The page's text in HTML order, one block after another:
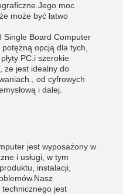
moc
może być łatwo
Single Board Computer
opcją dla tych,
PC.i szerokie
że jest idealny do
od cyfrowych
i dalej.
jest wyposażony w
i usługi, w tym
instalacji,
technicznego jest